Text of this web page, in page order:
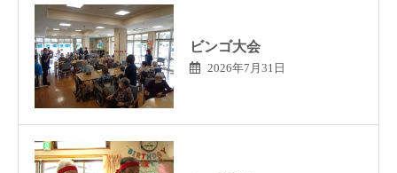
ビンゴ大会
2026年7月31日